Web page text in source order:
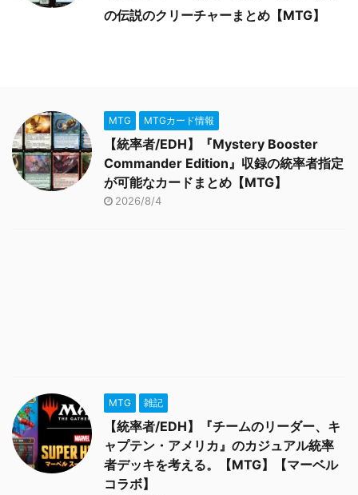
の伝説のクリーチャーまとめ【MTG】
MTG MTGカード情報
【統率者/EDH】『Mystery Booster
Commander Edition』収録の統率者指定
が可能なカードまとめ【MTG】
2026/8/4
MTG 雑記
【統率者/EDH】『チームのリーダー、キ
ャプテン・アメリカ』のカジュアル統率
者デッキを考える。【MTG】【マーベル
コラボ】